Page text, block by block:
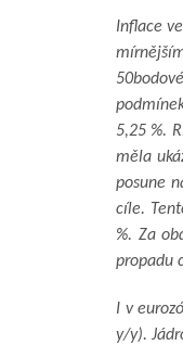
Inflace
5,25 %.
měla
posune
cíle.
%. Za
propadu
I v
y/y).